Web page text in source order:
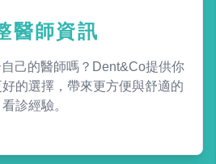
醫師資訊
己的醫師嗎？Dent&Co提供你
的選擇，帶來更方便與舒適的
看診經驗。